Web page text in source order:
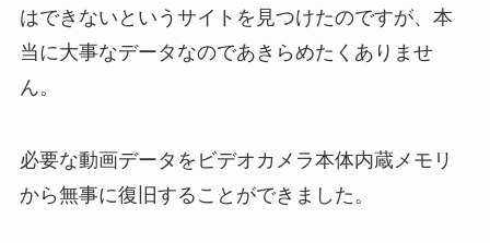
はできないというサイトを見つけたのですが、本
当に大事なデータなのであきらめたくありませ
ん。
必要な動画データをビデオカメラ本体内蔵メモリ
から無事に復旧することができました。